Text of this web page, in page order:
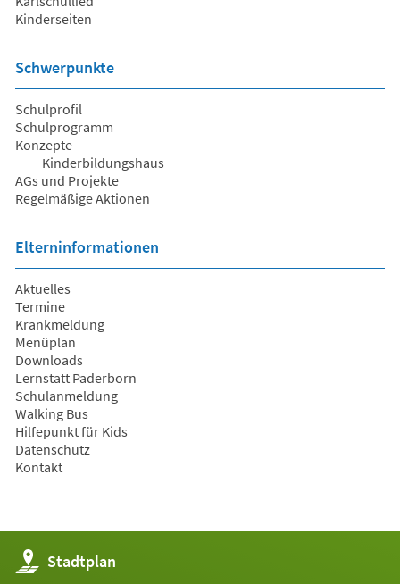
Kinderseiten
Schwerpunkte
Schulprofil
Schulprogramm
Konzepte
Kinderbildungshaus
AGs und Projekte
Regelmäßige Aktionen
Elterninformationen
Aktuelles
Termine
Krankmeldung
Menüplan
Downloads
Lernstatt Paderborn
Schulanmeldung
Walking Bus
Hilfepunkt für Kids
Datenschutz
Kontakt
Stadtplan
(Öffnet
in